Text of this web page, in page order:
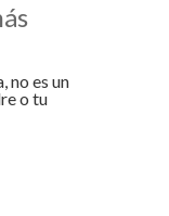
no es un
o tu